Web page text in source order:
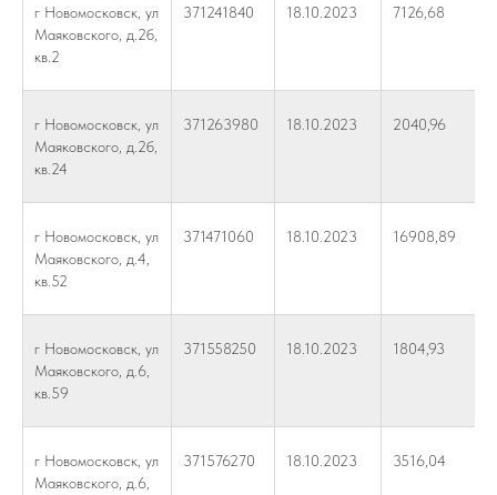
г Новомосковск, ул
Маяковского, д.2б,
кв.2
371241840 18.10.2023 7126,68
г Новомосковск, ул
Маяковского, д.2б,
кв.24
371263980 18.10.2023 2040,96
г Новомосковск, ул
Маяковского, д.4,
кв.52
371471060 18.10.2023 16908,89
г Новомосковск, ул
Маяковского, д.6,
кв.59
371558250 18.10.2023 1804,93
г Новомосковск, ул
Маяковского, д.6,
371576270 18.10.2023 3516,04